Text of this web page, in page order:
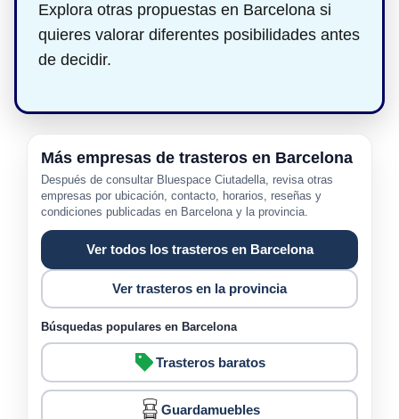
Explora otras propuestas en Barcelona si
quieres valorar diferentes posibilidades antes
de decidir.
Más empresas de trasteros en Barcelona
Después de consultar Bluespace Ciutadella, revisa otras
empresas por ubicación, contacto, horarios, reseñas y
condiciones publicadas en Barcelona y la provincia.
Ver todos los trasteros en Barcelona
Ver trasteros en la provincia
Búsquedas populares en Barcelona
Trasteros baratos
Guardamuebles